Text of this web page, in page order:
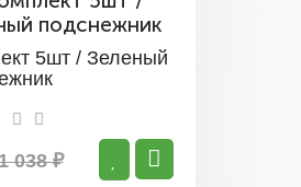
5шт / Зеленый
038 ₽